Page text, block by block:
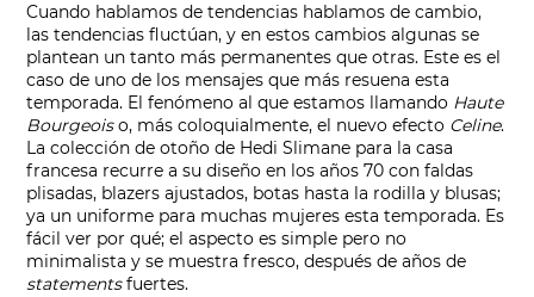
Cuando hablamos de tendencias hablamos de cambio,
las tendencias fluctúan, y en estos cambios algunas se
plantean un tanto más permanentes que otras. Este es el
caso de uno de los mensajes que más resuena esta
temporada. El fenómeno al que estamos llamando Haute
Bourgeoiso, más coloquialmente, el nuevo efecto Celine.
La colección de otoño de Hedi Slimane para la casa
francesa recurre a su diseño en los años 70 con faldas
plisadas, blazers ajustados, botas hasta la rodilla y blusas;
ya un uniforme para muchas mujeres esta temporada. Es
fácil ver por qué; el aspecto es simple pero no
minimalista y se muestra fresco, después de años de
statementsfuertes.